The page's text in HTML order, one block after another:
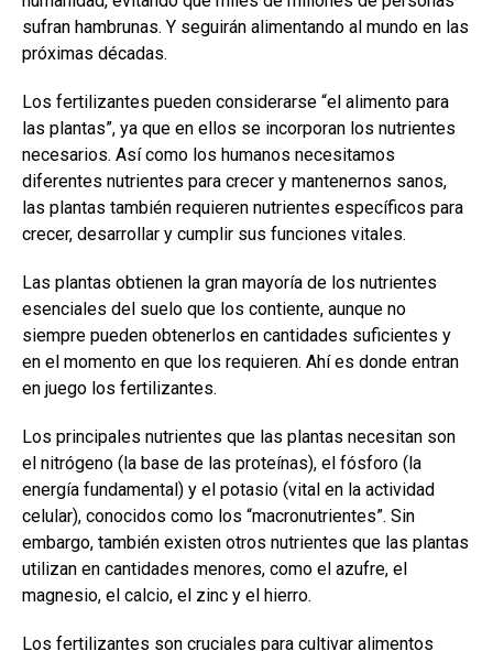
sufran hambrunas. Y seguirán alimentando al mundo en las
próximas décadas.
Los fertilizantes pueden considerarse “el alimento para
las plantas”, ya que en ellos se incorporan los nutrientes
necesarios. Así como los humanos necesitamos
diferentes nutrientes para crecer y mantenernos sanos,
las plantas también requieren nutrientes específicos para
crecer, desarrollar y cumplir sus funciones vitales.
Las plantas obtienen la gran mayoría de los nutrientes
esenciales del suelo que los contiente, aunque no
siempre pueden obtenerlos en cantidades suficientes y
en el momento en que los requieren. Ahí es donde entran
en juego los fertilizantes.
Los principales nutrientes que las plantas necesitan son
el nitrógeno (la base de las proteínas), el fósforo (la
energía fundamental) y el potasio (vital en la actividad
celular), conocidos como los “macronutrientes”. Sin
embargo, también existen otros nutrientes que las plantas
utilizan en cantidades menores, como el azufre, el
magnesio, el calcio, el zinc y el hierro.
Los fertilizantes son cruciales para cultivar alimentos